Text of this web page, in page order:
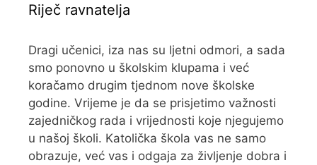
Riječ ravnatelja
Dragi učenici, iza nas su ljetni odmori, a sada
smo ponovno u školskim klupama i već
koračamo drugim tjednom nove školske
godine. Vrijeme je da se prisjetimo važnosti
zajedničkog rada i vrijednosti koje njegujemo
u našoj školi. Katolička škola vas ne samo
obrazuje, već vas i odgaja za življenje dobra i